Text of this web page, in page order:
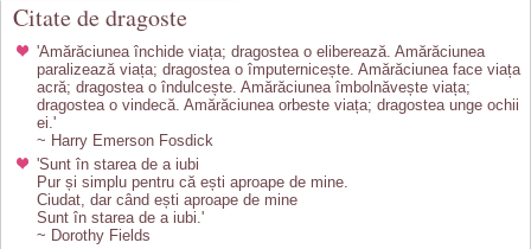
Citate de dragoste
'Amărăciunea închide viața; dragostea o eliberează. Amărăciunea
paralizează viața; dragostea o împuternicește. Amărăciunea face viața
acră; dragostea o îndulcește. Amărăciunea îmbolnăvește viața;
dragostea o vindecă. Amărăciunea orbeste viața; dragostea unge ochii
ei.'
~ Harry Emerson Fosdick
'Sunt în starea de a iubi
Pur și simplu pentru că ești aproape de mine.
Ciudat, dar când ești aproape de mine
Sunt în starea de a iubi.'
~ Dorothy Fields